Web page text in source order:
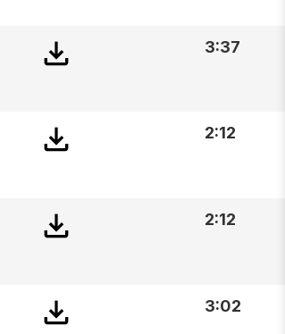
3:37
2:12
2:12
3:02